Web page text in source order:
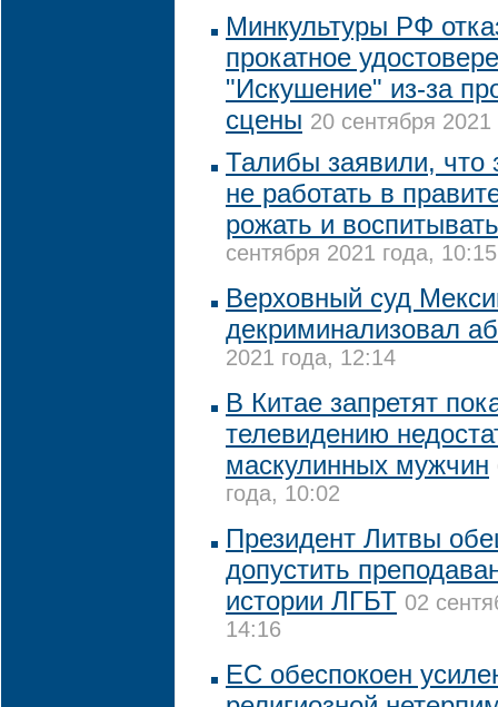
Минкультуры РФ
прокатное
"Искушение" из-за
сцены 20 сентября
Талибы заявили,
не работать в
рожать и
сентября 2021 года, 10:15
Верховный суд
декриминализовал
2021 года, 12:14
В Китае запретят
телевидению
маскулинных мужчин
года, 10:02
Президент Литвы
допустить
истории ЛГБТ 02
14:16
ЕС обеспокоен